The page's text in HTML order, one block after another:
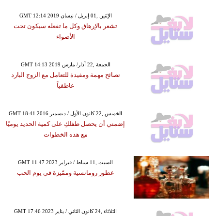
GMT 12:14 2019 الإثنين ,01 إبريل / نيسان
تشعر بالإرهاق وكل ما تفعله سيكون تحت
الأضواء
GMT 14:13 2019 الجمعة ,22 آذار/ مارس
نصائح مهمة ومفيدة للتعامل مع الزوج البارد
عاطفياً
GMT 18:41 2016 الخميس ,22 كانون الأول / ديسمبر
إضمني أن يحصل طفلكِ على كمية الحديد يوميًا
مع هذه الخطوات
GMT 11:47 2023 السبت ,11 شباط / فبراير
عطور رومانسية وممّيزة في يوم الحب
GMT 17:46 2023 الثلاثاء ,24 كانون الثاني / يناير